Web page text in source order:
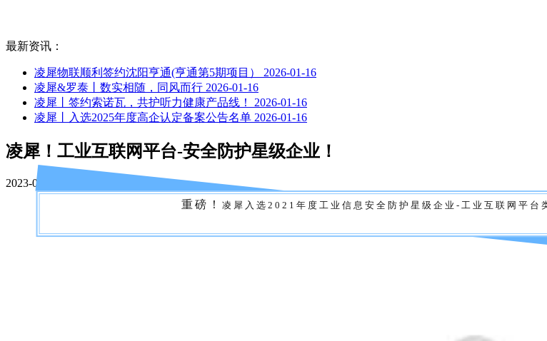
最新资讯：
凌犀物联顺利签约沈阳亨通(亨通第5期项目） 2026-01-16
凌犀&罗泰丨数实相随，同风而行 2026-01-16
凌犀丨签约索诺瓦，共护听力健康产品线！ 2026-01-16
凌犀丨入选2025年度高企认定备案公告名单 2026-01-16
凌犀！工业互联网平台-安全防护星级企业！
2023-07-17
重磅 ！ 凌 犀 入 选 2 0 2 1 年 度 工 业 信 息 安 全 防 护 星 级 企 业 - 工 业 互 联 网 平 台